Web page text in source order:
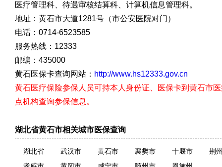
医疗管理科、待遇审核结算科、计算机信息管理科。
地址：黄石市大道1281号（市公安医院对门）
电话：0714-6523585
服务热线：12333
邮编：435000
黄石医保卡查询网站： http://www.hs12333.gov.cn
黄石医疗保险参保人员可持本人身份证、医保卡到黄石市
点机构查询参保信息。
湖北省黄石市相关城市医保查询
湖北省 武汉市 黄石市 襄樊市 十堰市
荆